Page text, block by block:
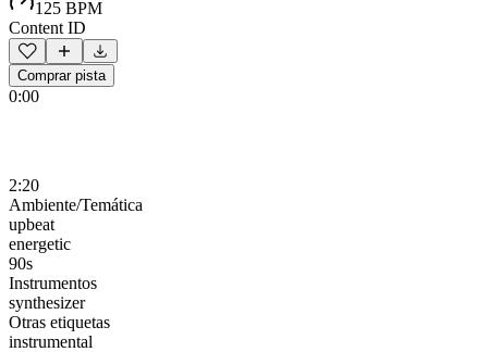
125 BPM
Content ID
Comprar pista
0:00
2:20
Ambiente/Temática
upbeat
energetic
90s
Instrumentos
synthesizer
Otras etiquetas
instrumental